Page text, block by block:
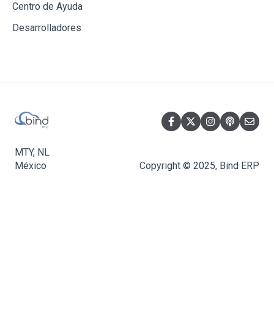
Centro de Ayuda
Desarrolladores
MTY, NL
México
Copyright © 2025, Bind ERP